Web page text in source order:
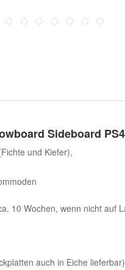
Sideboard
und Kiefer),
10 Wochen, wenn nicht auf
auch in Eiche